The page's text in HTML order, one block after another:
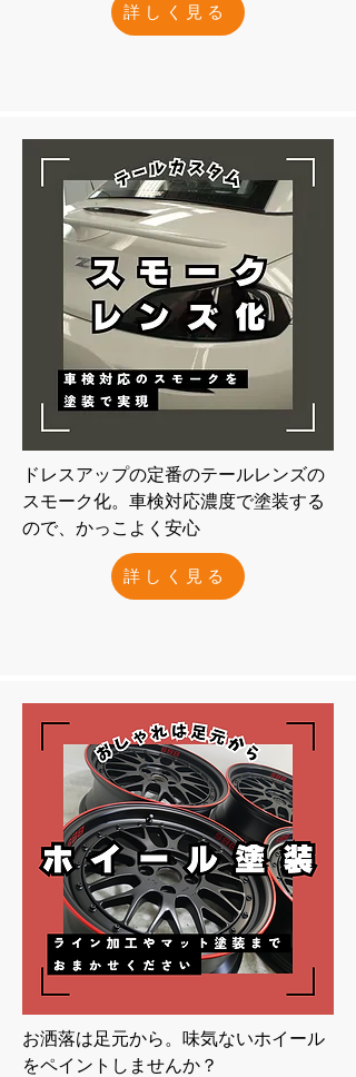
詳しく見る
​ドレスアップの定番のテールレンズの
スモーク化。車検対応濃度で塗装する
ので、かっこよく安心
詳しく見る
お洒落は足元から。味気ないホイール
をペイントしませんか？